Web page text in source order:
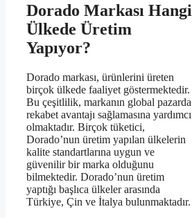
Dorado Markası Hangi
Ülkede Üretim
Yapıyor?
Dorado markası, ürünlerini üreten
birçok ülkede faaliyet göstermektedir.
Bu çeşitlilik, markanın global pazarda
rekabet avantajı sağlamasına yardımcı
olmaktadır. Birçok tüketici,
Dorado’nun üretim yapılan ülkelerin
kalite standartlarına uygun ve
güvenilir bir marka olduğunu
bilmektedir. Dorado’nun üretim
yaptığı başlıca ülkeler arasında
Türkiye, Çin ve İtalya bulunmaktadır.